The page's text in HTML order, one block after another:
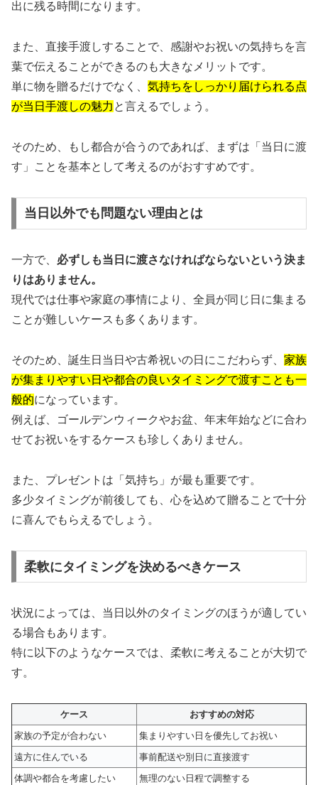
出に残る時間になります。
また、直接手渡しすることで、感謝やお祝いの気持ちを言
葉で伝えることができるのも大きなメリットです。
単に物を贈るだけでなく、 気持ちをしっかり届けられる点
が当日手渡しの魅力 と言えるでしょう。
そのため、もし都合が合うのであれば、まずは「当日に渡
す」ことを基本として考えるのがおすすめです。
当日以外でも問題ない理由とは
一方で、 必ずしも当日に渡さなければならないという決ま
りはありません。
現代では仕事や家庭の事情により、全員が同じ日に集まる
ことが難しいケースも多くあります。
そのため、誕生日当日や古希祝いの日にこだわらず、 家族
が集まりやすい日や都合の良いタイミングで渡すことも一
般的になっています。
例えば、ゴールデンウィークやお盆、年末年始などに合わ
せてお祝いをするケースも珍しくありません。
また、プレゼントは「気持ち」が最も重要です。
多少タイミングが前後しても、心を込めて贈ることで十分
に喜んでもらえるでしょう。
柔軟にタイミングを決めるべきケース
状況によっては、当日以外のタイミングのほうが適してい
る場合もあります。
特に以下のようなケースでは、柔軟に考えることが大切で
す。
ケース
おすすめの対応
家族の予定が合わない
集まりやすい日を優先してお祝い
遠方に住んでいる
事前配送や別日に直接渡す
体調や都合を考慮したい
無理のない日程で調整する